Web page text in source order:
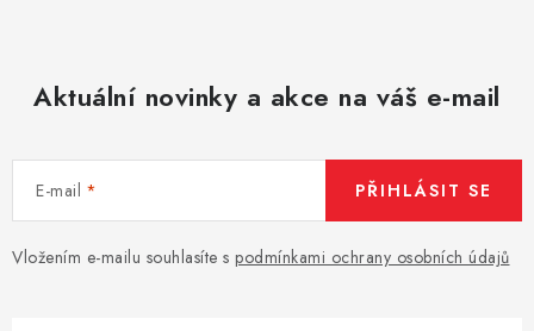
Aktuální novinky a akce na váš e-mail
E-mail
Vložením e-mailu souhlasíte s podmínkami ochrany osobních údajů
PŘIHLÁSIT SE